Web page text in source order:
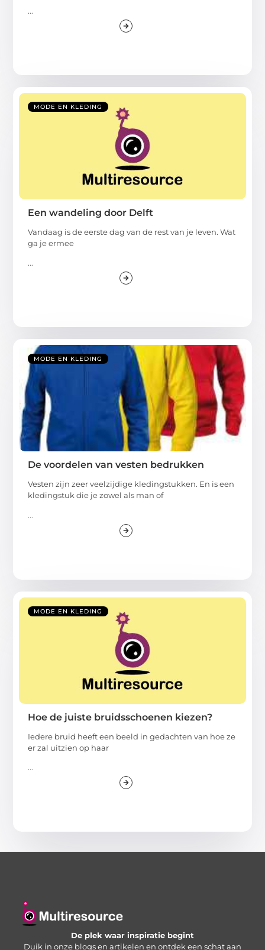
...
MODE EN KLEDING
Een wandeling door Delft
Vandaag is de eerste dag van de rest van je leven. Wat
ga je ermee
...
MODE EN KLEDING
De voordelen van vesten bedrukken
Vesten zijn zeer veelzijdige kledingstukken. En is een
kledingstuk die je zowel als man of
...
MODE EN KLEDING
Hoe de juiste bruidsschoenen kiezen?
Iedere bruid heeft een beeld in gedachten van hoe ze
er zal uitzien op haar
...
De plek waar inspiratie begint
Duik in onze blogs en artikelen en ontdek een schat aan